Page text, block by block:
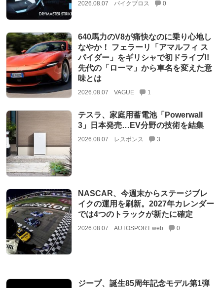
2026.08.07 バイクブロス 0
640馬力のV8が痛快なのに乗り心地し
なやか！ フェラーリ「アマルフィ ス
パイダー」をギリシャで初ドライブ!!
先代の「ローマ」から車名を変えた意
味とは
2026.08.07 VAGUE 1
テスラ、家庭用蓄電池「Powerwall
3」日本発売…EV分野の技術を結集
2026.08.07 レスポンス 3
NASCAR、今週末からステージブレ
イクの運用を刷新。2027年カレンダー
では4つのトラックが新たに確定
2026.08.07 AUTOSPORT web 0
ジープ、誕生85周年記念モデル第1弾